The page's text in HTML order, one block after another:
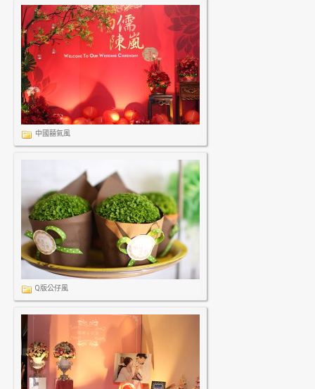
中國囍氣風
Q版公仔風